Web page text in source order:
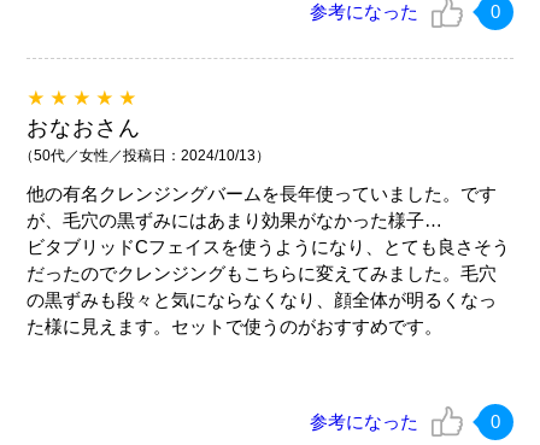
参考になった 0
★★★★★
おなおさん
（50代／女性／投稿日：2024/10/13）
他の有名クレンジングバームを長年使っていました。です
が、毛穴の黒ずみにはあまり効果がなかった様子…
ビタブリッドCフェイスを使うようになり、とても良さそう
だったのでクレンジングもこちらに変えてみました。毛穴
の黒ずみも段々と気にならなくなり、顔全体が明るくなっ
た様に見えます。セットで使うのがおすすめです。
参考になった 0